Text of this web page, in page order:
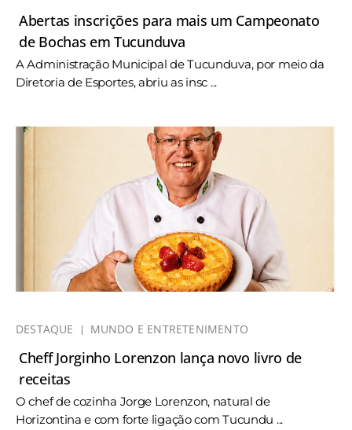
Abertas inscrições para mais um Campeonato
de Bochas em Tucunduva
A Administração Municipal de Tucunduva, por meio da
Diretoria de Esportes, abriu as insc ...
DESTAQUE MUNDO E ENTRETENIMENTO
Cheff Jorginho Lorenzon lança novo livro de
receitas
O chef de cozinha Jorge Lorenzon, natural de
Horizontina e com forte ligação com Tucundu ...